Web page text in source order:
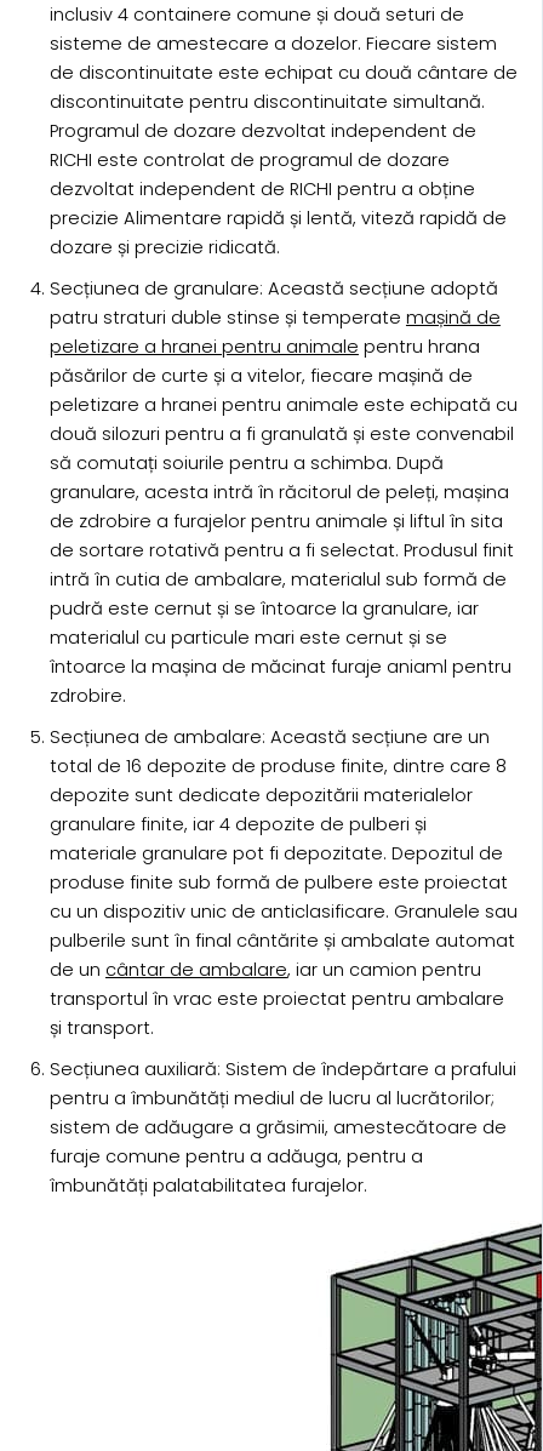
inclusiv 4 containere comune și două seturi de
sisteme de amestecare a dozelor. Fiecare sistem
de discontinuitate este echipat cu două cântare de
discontinuitate pentru discontinuitate simultană.
Programul de dozare dezvoltat independent de
RICHI este controlat de programul de dozare
dezvoltat independent de RICHI pentru a obține
precizie Alimentare rapidă și lentă, viteză rapidă de
dozare și precizie ridicată.
Secțiunea de granulare: Această secțiune adoptă
patru straturi duble stinse și temperate mașină de
peletizare a hranei pentru animale pentru hrana
păsărilor de curte și a vitelor, fiecare mașină de
peletizare a hranei pentru animale este echipată cu
două silozuri pentru a fi granulată și este convenabil
să comutați soiurile pentru a schimba. După
granulare, acesta intră în răcitorul de peleți, mașina
de zdrobire a furajelor pentru animale și liftul în sita
de sortare rotativă pentru a fi selectat. Produsul finit
intră în cutia de ambalare, materialul sub formă de
pudră este cernut și se întoarce la granulare, iar
materialul cu particule mari este cernut și se
întoarce la mașina de măcinat furaje aniaml pentru
zdrobire.
Secțiunea de ambalare: Această secțiune are un
total de 16 depozite de produse finite, dintre care 8
depozite sunt dedicate depozitării materialelor
granulare finite, iar 4 depozite de pulberi și
materiale granulare pot fi depozitate. Depozitul de
produse finite sub formă de pulbere este proiectat
cu un dispozitiv unic de anticlasificare. Granulele sau
pulberile sunt în final cântărite și ambalate automat
de un cântar de ambalare, iar un camion pentru
transportul în vrac este proiectat pentru ambalare
și transport.
Secțiunea auxiliară: Sistem de îndepărtare a prafului
pentru a îmbunătăți mediul de lucru al lucrătorilor;
sistem de adăugare a grăsimii, amestecătoare de
furaje comune pentru a adăuga, pentru a
îmbunătăți palatabilitatea furajelor.